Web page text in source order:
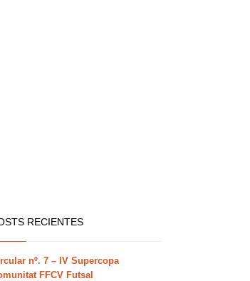
RECIENTES
nº. 7 – IV Supercopa
FFCV Futsal